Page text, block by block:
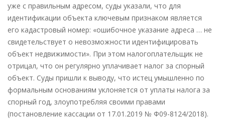
уже с правильным адресом, суды указали, что для
идентификации объекта ключевым признаком является
его кадастровый номер: «ошибочное указание адреса … не
свидетельствует о невозможности идентифицировать
объект недвижимости». При этом налогоплательщик не
отрицал, что он регулярно уплачивает налог за спорный
объект. Суды пришли к выводу, что истец умышленно по
формальным основаниям уклоняется от уплаты налога за
спорный год, злоупотребляя своими правами
(постановление кассации от 17.01.2019 № Ф09-8124/2018).